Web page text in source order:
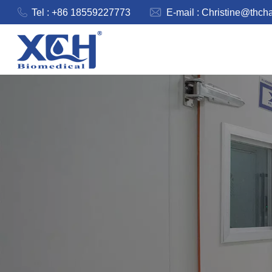
Tel : +86 18559227773 E-mail :